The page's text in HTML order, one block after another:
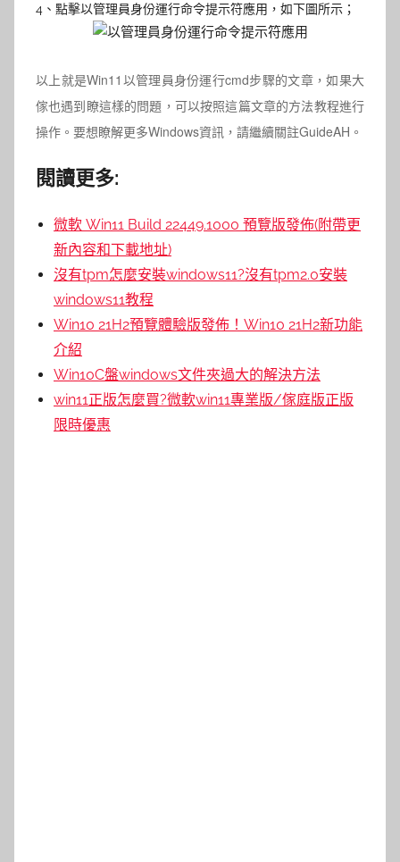
4、點擊以管理員身份運行命令提示符應用 ，如下圖所示；
以上就是Win11以管理員身份運行cmd步驟的文章，如果大
傢也遇到瞭這樣的問題，可以按照這篇文章的方法教程進行
操作。要想瞭解更多Windows資訊，請繼續關註GuideAH。
閱讀更多:
微軟 Win11 Build 22449.1000 預覽版發佈(附帶更
新內容和下載地址)
沒有tpm怎麼安裝windows11?沒有tpm2.0安裝
windows11教程
Win10 21H2預覽體驗版發佈！Win10 21H2新功能
介紹
Win10C盤windows文件夾過大的解決方法
win11正版怎麼買?微軟win11專業版/傢庭版正版
限時優惠